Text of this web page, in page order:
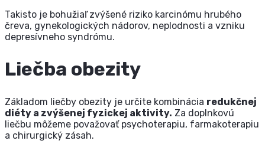
Takisto je bohužiaľ zvýšené riziko karcinómu hrubého
čreva, gynekologických nádorov, neplodnosti a vzniku
depresívneho syndrómu.
Liečba obezity
Základom liečby obezity je určite kombinácia redukčnej
diéty a zvýšenej fyzickej aktivity. Za doplnkovú
liečbu môžeme považovať psychoterapiu, farmakoterapiu
a chirurgický zásah.